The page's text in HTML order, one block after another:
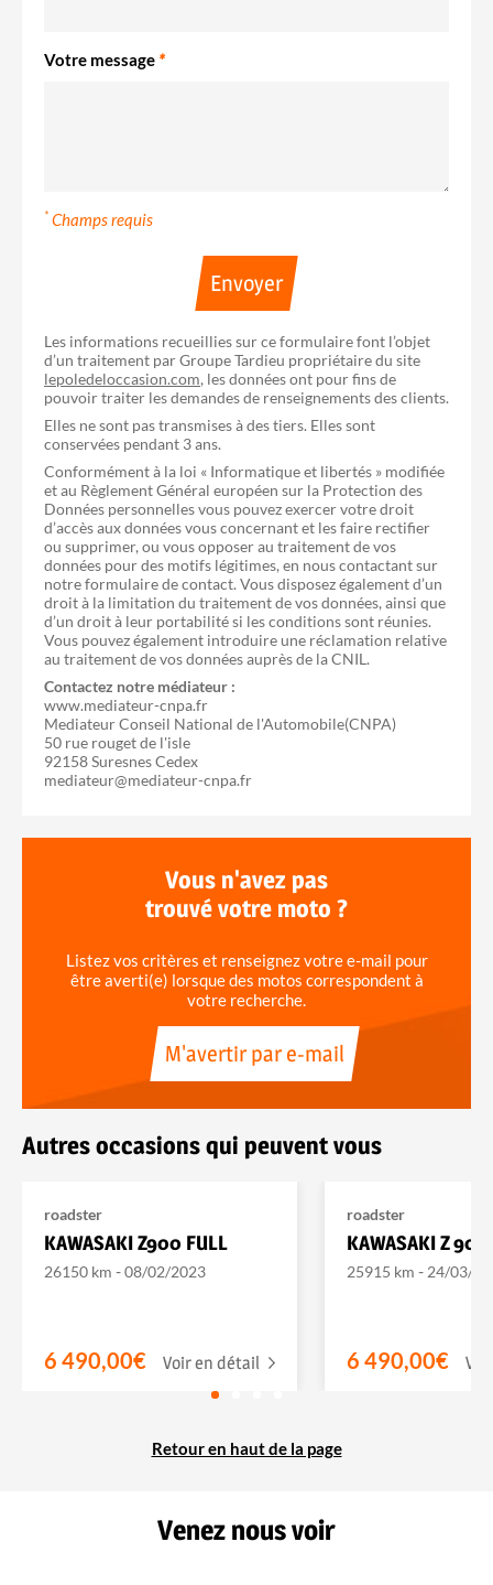
Votre message *
* Champs requis
Envoyer
Les informations recueillies sur ce formulaire font l’objet
d’un traitement par Groupe Tardieu propriétaire du site
lepoledeloccasion.com, les données ont pour fins de
pouvoir traiter les demandes de renseignements des clients.
Elles ne sont pas transmises à des tiers. Elles sont
conservées pendant 3 ans.
Conformément à la loi « Informatique et libertés » modifiée
et au Règlement Général européen sur la Protection des
Données personnelles vous pouvez exercer votre droit
d’accès aux données vous concernant et les faire rectifier
ou supprimer, ou vous opposer au traitement de vos
données pour des motifs légitimes, en nous contactant sur
notre formulaire de contact. Vous disposez également d’un
droit à la limitation du traitement de vos données, ainsi que
d’un droit à leur portabilité si les conditions sont réunies.
Vous pouvez également introduire une réclamation relative
au traitement de vos données auprès de la CNIL.
Contactez notre médiateur :
www.mediateur-cnpa.fr
Mediateur Conseil National de l'Automobile(CNPA)
50 rue rouget de l'isle
92158 Suresnes Cedex
mediateur@mediateur-cnpa.fr
Vous n'avez pas
trouvé votre moto ?
Listez vos critères et renseignez votre e-mail pour
être averti(e) lorsque des motos correspondent à
votre recherche.
M'avertir par e-mail
Autres occasions qui peuvent vous
roadster
KAWASAKI Z900 FULL
26150 km -08/02/2023
6 490,00€ Voir en détail
roadster
KAWASAKI Z 900
25915 km - 24/03/
6 490,00€
Retour en haut de la page
Venez nous voir